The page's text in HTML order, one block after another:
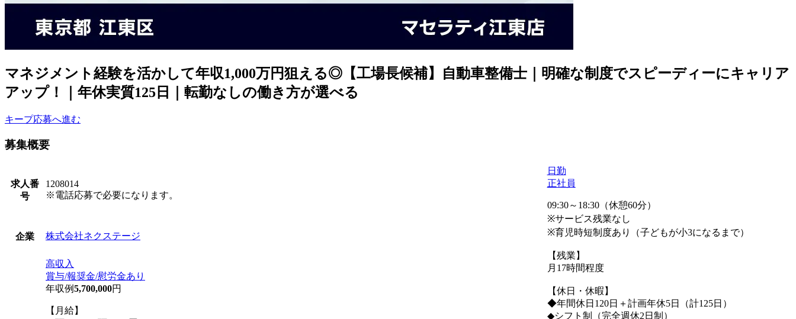
マネジメント経験を活かして年収1,000万円狙える◎【工場長候補】自動車整備士｜明確な制度でスピーディーにキャリア
アップ！｜年休実質125日｜転勤なしの働き方が選べる
キープ応募へ進む
募集概要
求人番
号
1208014
※電話応募で必要になります。
企業 株式会社ネクステージ
高収入
賞与/報奨金/慰労金あり
年収例5,700,000円
【月給】
日勤
正社員
09:30～18:30（休憩60分）
※サービス残業なし
※育児時短制度あり（子どもが小3になるまで）
【残業】
月17時間程度
【休日・休暇】
◆年間休日120日＋計画年休5日（計125日）
◆シフト制（完全週休2日制）